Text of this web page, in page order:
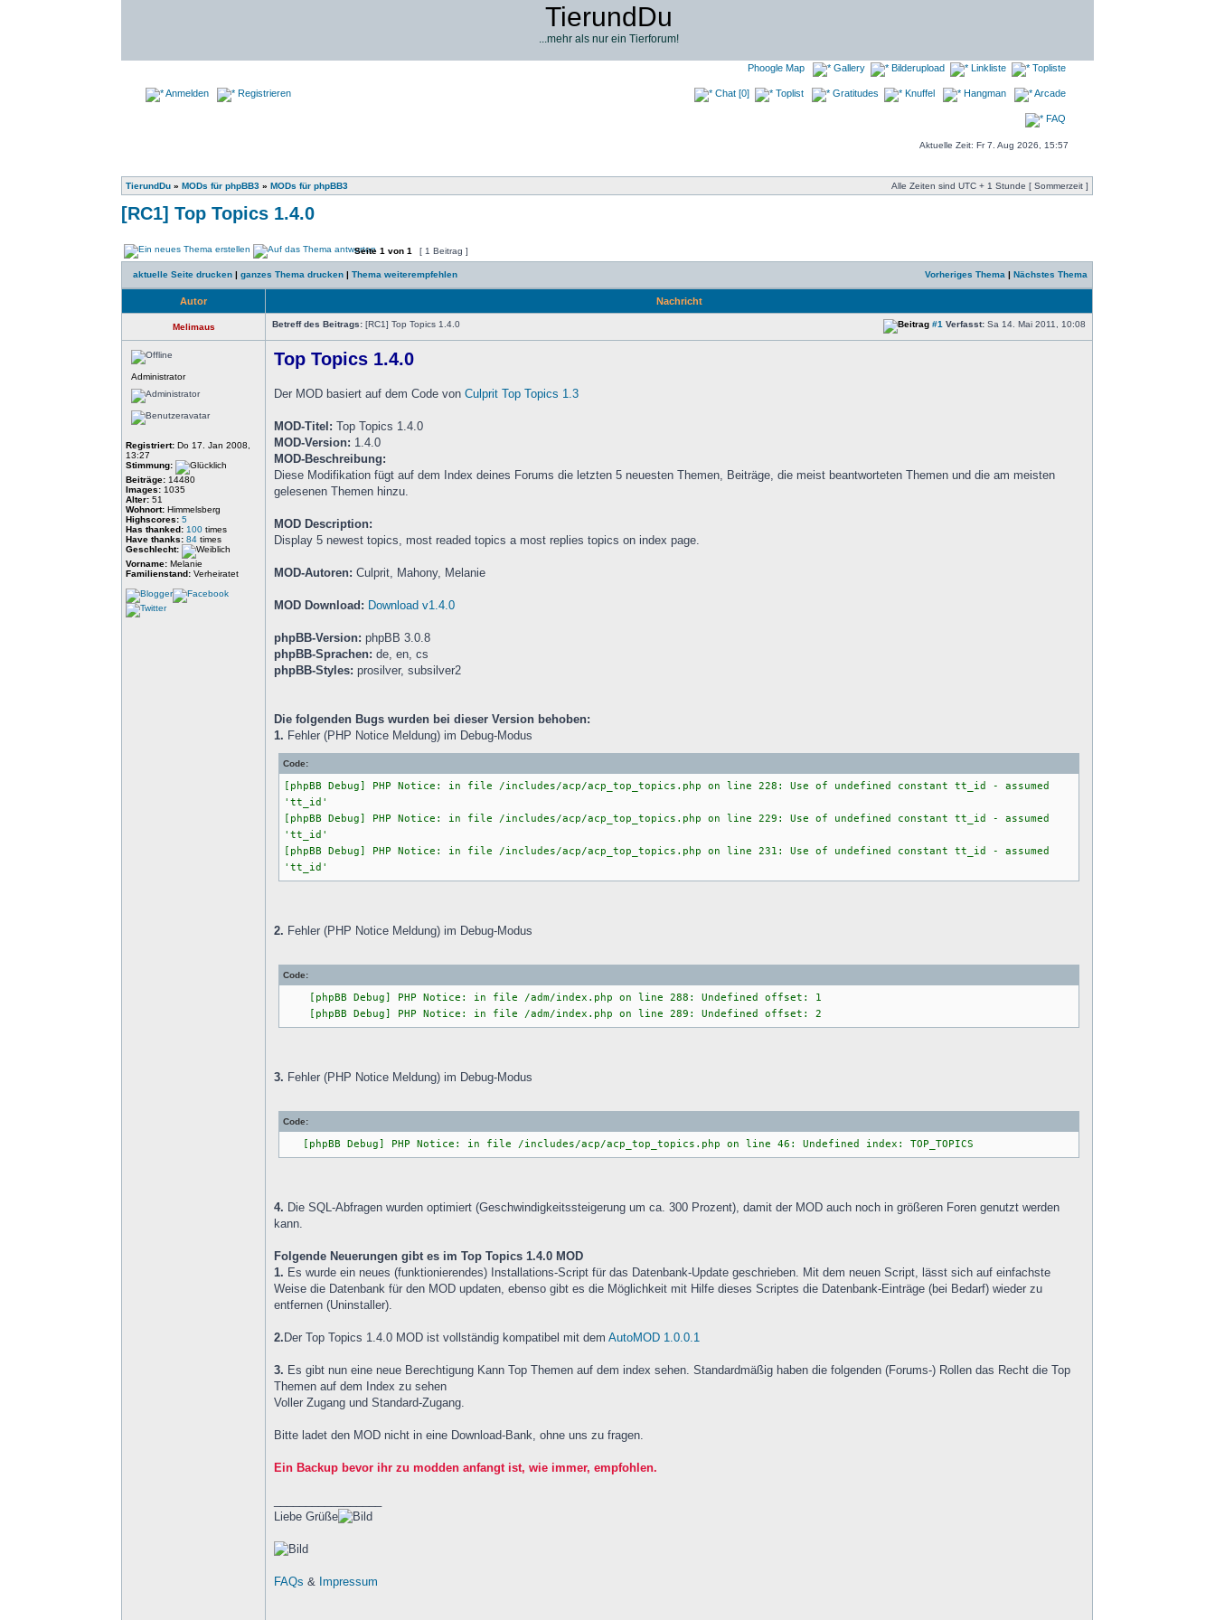
TierundDu
...mehr als nur ein Tierforum!
Anmelden Registrieren
Phoogle Map Gallery Bilderupload Linkliste Topliste
Chat [0] Toplist Gratitudes Knuffel Hangman Arcade
FAQ
Aktuelle Zeit: Fr 7. Aug 2026, 15:57
TierundDu »MODs für phpBB3 »MODs für phpBB3 Alle Zeiten sind UTC + 1 Stunde [ Sommerzeit ]
[RC1] Top Topics 1.4.0
Seite1 von1 [ 1 Beitrag ]
aktuelle Seite drucken |ganzes Thema drucken |Thema weiterempfehlen Vorheriges Thema |Nächstes Thema
Autor Nachricht
Melimaus Betreff des Beitrags: [RC1] Top Topics 1.4.0 #1 Verfasst: Sa 14. Mai 2011, 10:08
Administrator
Registriert: Do 17. Jan 2008,
13:27
Stimmung:
Beiträge: 14480
Images: 1035
Alter: 51
Wohnort: Himmelsberg
Highscores: 5
Has thanked: 100 times
Have thanks: 84 times
Geschlecht:
Vorname: Melanie
Familienstand: Verheiratet
Top Topics 1.4.0
Der MOD basiert auf dem Code vonCulprit Top Topics 1.3
MOD-Titel: Top Topics 1.4.0
MOD-Version: 1.4.0
MOD-Beschreibung:
Diese Modifikation fügt auf dem Index deines Forums die letzten 5 neuesten Themen, Beiträge, die meist beantworteten Themen und die am meisten
gelesenen Themen hinzu.
MOD Description:
Display 5 newest topics, most readed topics a most replies topics on index page.
MOD-Autoren: Culprit, Mahony, Melanie
MOD Download: Download v1.4.0
phpBB-Version: phpBB 3.0.8
phpBB-Sprachen: de, en, cs
phpBB-Styles:prosilver, subsilver2
Die folgenden Bugs wurden bei dieser Version behoben:
1. Fehler (PHP Notice Meldung) im Debug-Modus
Code:
[phpBB Debug] PHP Notice: in file /includes/acp/acp_top_topics.php on line 228: Use of undefined constant tt_id - assumed
'tt_id'
[phpBB Debug] PHP Notice: in file /includes/acp/acp_top_topics.php on line 229: Use of undefined constant tt_id - assumed
'tt_id'
[phpBB Debug] PHP Notice: in file /includes/acp/acp_top_topics.php on line 231: Use of undefined constant tt_id - assumed
'tt_id'
2. Fehler (PHP Notice Meldung) im Debug-Modus
Code:
[phpBB Debug] PHP Notice: in file /adm/index.php on line 288: Undefined offset: 1
[phpBB Debug] PHP Notice: in file /adm/index.php on line 289: Undefined offset: 2
3. Fehler (PHP Notice Meldung) im Debug-Modus
Code:
[phpBB Debug] PHP Notice: in file /includes/acp/acp_top_topics.php on line 46: Undefined index: TOP_TOPICS
4. Die SQL-Abfragen wurden optimiert (Geschwindigkeitssteigerung um ca. 300 Prozent), damit der MOD auch noch in größeren Foren genutzt werden
kann.
Folgende Neuerungen gibt es im Top Topics 1.4.0 MOD
1. Es wurde ein neues (funktionierendes) Installations-Script für das Datenbank-Update geschrieben. Mit dem neuen Script, lässt sich auf einfachste
Weise die Datenbank für den MOD updaten, ebenso gibt es die Möglichkeit mit Hilfe dieses Scriptes die Datenbank-Einträge (bei Bedarf) wieder zu
entfernen (Uninstaller).
2. Der Top Topics 1.4.0 MOD ist vollständig kompatibel mit demAutoMOD 1.0.0.1
3. Es gibt nun eine neue Berechtigung Kann Top Themen auf dem index sehen. Standardmäßig haben die folgenden (Forums-) Rollen das Recht die Top
Themen auf dem Index zu sehen
Voller Zugang und Standard-Zugang.
Bitte ladet den MOD nicht in eine Download-Bank, ohne uns zu fragen.
Ein Backup bevor ihr zu modden anfangt ist, wie immer, empfohlen.
Liebe Grüße
FAQs & Impressum